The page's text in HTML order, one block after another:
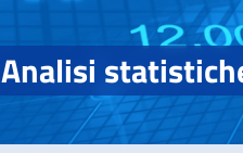
Analisi